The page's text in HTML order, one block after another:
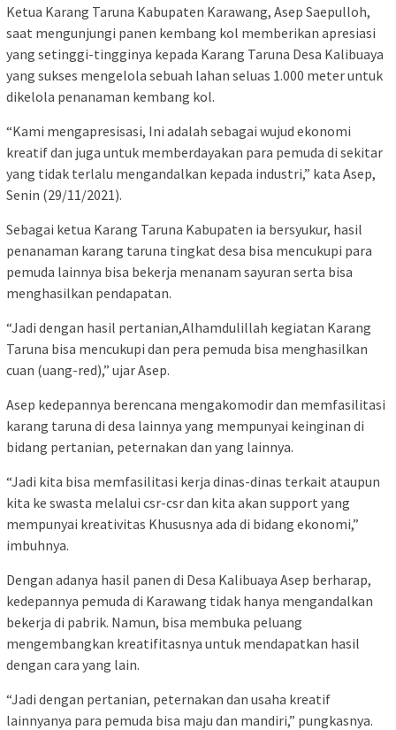
Ketua Karang Taruna Kabupaten Karawang, Asep Saepulloh,
saat mengunjungi panen kembang kol memberikan apresiasi
yang setinggi-tingginya kepada Karang Taruna Desa Kalibuaya
yang sukses mengelola sebuah lahan seluas 1.000 meter untuk
dikelola penanaman kembang kol.
“Kami mengapresisasi, Ini adalah sebagai wujud ekonomi
kreatif dan juga untuk memberdayakan para pemuda di sekitar
yang tidak terlalu mengandalkan kepada industri,” kata Asep,
Senin (29/11/2021).
Sebagai ketua Karang Taruna Kabupaten ia bersyukur, hasil
penanaman karang taruna tingkat desa bisa mencukupi para
pemuda lainnya bisa bekerja menanam sayuran serta bisa
menghasilkan pendapatan.
“Jadi dengan hasil pertanian,Alhamdulillah kegiatan Karang
Taruna bisa mencukupi dan pera pemuda bisa menghasilkan
cuan (uang-red),” ujar Asep.
Asep kedepannya berencana mengakomodir dan memfasilitasi
karang taruna di desa lainnya yang mempunyai keinginan di
bidang pertanian, peternakan dan yang lainnya.
“Jadi kita bisa memfasilitasi kerja dinas-dinas terkait ataupun
kita ke swasta melalui csr-csr dan kita akan support yang
mempunyai kreativitas Khususnya ada di bidang ekonomi,”
imbuhnya.
Dengan adanya hasil panen di Desa Kalibuaya Asep berharap,
kedepannya pemuda di Karawang tidak hanya mengandalkan
bekerja di pabrik. Namun, bisa membuka peluang
mengembangkan kreatifitasnya untuk mendapatkan hasil
dengan cara yang lain.
“Jadi dengan pertanian, peternakan dan usaha kreatif
lainnyanya para pemuda bisa maju dan mandiri,” pungkasnya.